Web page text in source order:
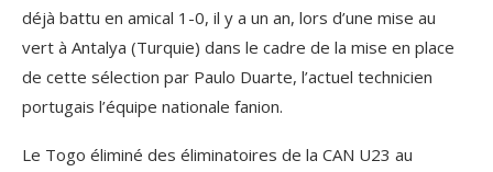
déjà battu en amical 1-0, il y a un an, lors d’une mise au
vert à Antalya (Turquie) dans le cadre de la mise en place
de cette sélection par Paulo Duarte, l’actuel technicien
portugais l’équipe nationale fanion.
Le Togo éliminé des éliminatoires de la CAN U23 au